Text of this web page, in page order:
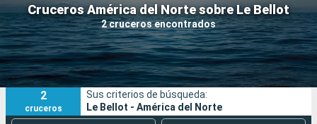
Cruceros América del Norte sobre Le Bellot
2 cruceros encontrados
Nuestros destinos
Fecha de salida
Puertos Compañías
Buscar
2
cruceros
Sus criterios de búsqueda:
Le Bellot - América del Norte